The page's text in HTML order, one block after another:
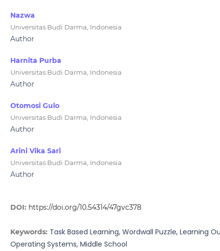
Nazwa
Universitas Budi Darma, Indonesia
Author
Harnita Purba
Universitas Budi Darma, Indonesia
Author
Otomosi Gulo
Universitas Budi Darma, Indonesia
Author
Arini Vika Sari
Universitas Budi Darma, Indonesia
Author
DOI: https://doi.org/10.54314/47gvc378
Keywords: Task Based Learning, Wordwall Puzzle, Learning
Operating Systems, Middle School